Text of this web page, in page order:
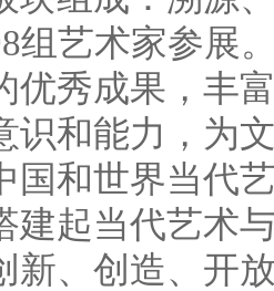
组艺术家参展
优秀成果，丰
识和能力，为
国和世界当代
建起当代艺术
新、创造、开